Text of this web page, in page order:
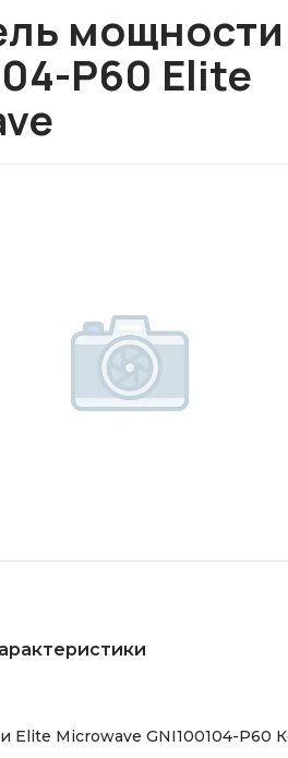
мощности
P60 Elite
Elite Microwave GNI100104-P60